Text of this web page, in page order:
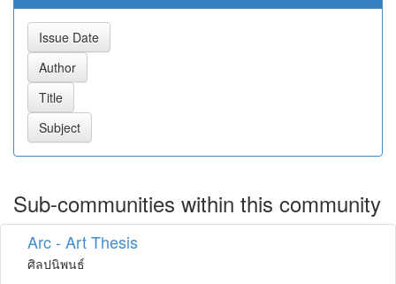
Sub-communities within this community
Arc - Art Thesis
ศิลปนิพนธ์